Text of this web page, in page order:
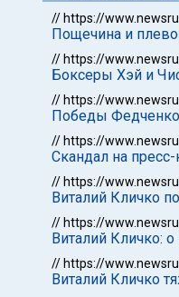
// https://
Пощечина и
// https://
Боксеры Хэй и
// https://
Победы Федченко
// https://
Скандал на
// https://
Виталий Кличко
// https://
Виталий Кличко:
// https://
Виталий Кличко